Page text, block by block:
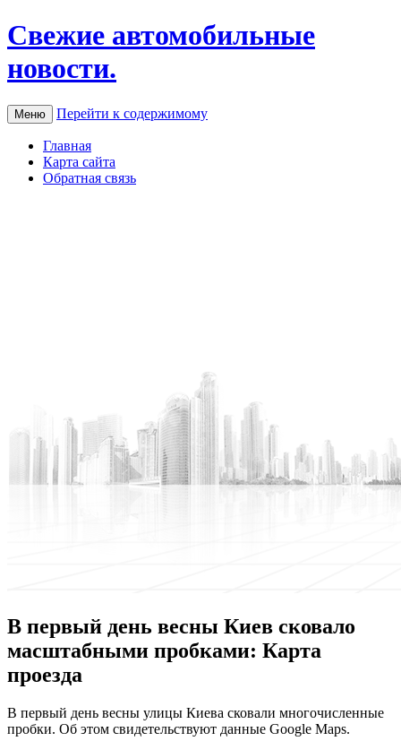
Свежие автомобильные
новости.
Меню Перейти к содержимому
Главная
Карта сайта
Обратная связь
В первый день весны Киев сковало
масштабными пробками: Карта
проезда
В пeрвый день весны улицы Киева сковали многочисленные
пробки. Об этом свидетельствуют данные Google Maps.